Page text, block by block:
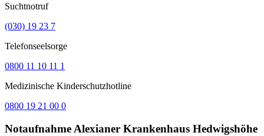
Suchtnotruf
(030) 19 23 7
Telefonseelsorge
0800 11 10 11 1
Medizinische Kinderschutzhotline
0800 19 21 00 0
Notaufnahme Alexianer Krankenhaus Hedwigshöhe